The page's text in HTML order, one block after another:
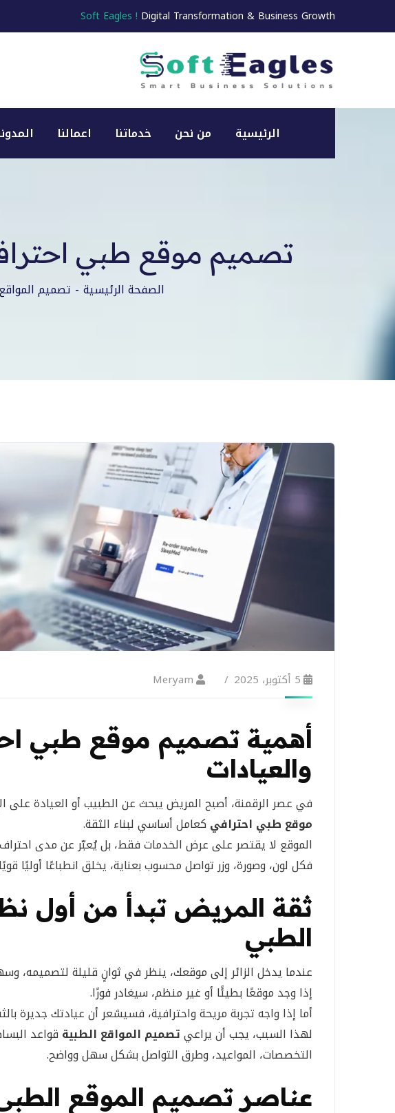
Soft Eagles ! Digital Transformation & Business Growth
الرئيسية من نحن خدماتنا اعمالنا
تصميم موقع طبي
الصفحة الرئيسية تصميم المواقع
5 أكتوبر، 2025 Meryam
أهمية تصميم موقع طبي
والعيادات
في عصر الرقمنة، أصبح المريض يبحث عن الطبيب أو العيادة على
موقع طبي احترافي كعامل أساسي لبناء الثقة.
الموقع لا يقتصر على عرض الخدمات فقط، بل يُعبّر عن مدى
فكل لون، وصورة، وزر تواصل محسوب بعناية، يخلق انطباعًا أوليًا
ثقة المريض تبدأ من أول
الطبي
عندما يدخل الزائر إلى موقعك، ينظر في ثوانٍ قليلة لتصميمه،
إذا وجد موقعًا بطيئًا أو غير منظم، سيغادر فورًا.
أما إذا واجه تجربة مريحة واحترافية، فسيشعر أن عيادتك جديرة
لهذا السبب، يجب أن يراعيتصميم المواقع الطبية قواعد
التخصصات، المواعيد، وطرق التواصل بشكل سهل وواضح.
عناصر تصميم الموقع